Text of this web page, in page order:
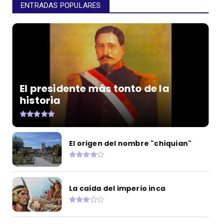
ENTRADAS POPULARES
El presidente más tonto de la
historia
El origen del nombre "chiquian"
La caída del imperio inca